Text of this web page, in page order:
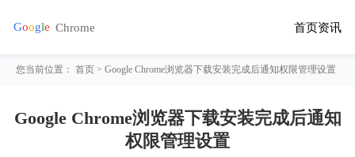
首页资讯
您当前位置：首页 > Google Chrome浏览器下载安装完成后通知权限管理设置
Google Chrome浏览器下载安装完成后通知
权限管理设置